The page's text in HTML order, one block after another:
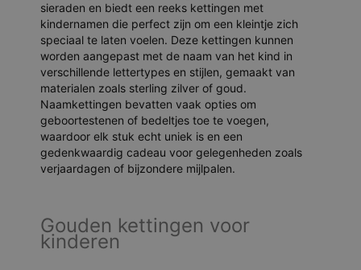
sieraden en biedt een reeks kettingen met
kindernamen die perfect zijn om een kleintje zich
speciaal te laten voelen. Deze kettingen kunnen
worden aangepast met de naam van het kind in
verschillende lettertypes en stijlen, gemaakt van
materialen zoals sterling zilver of goud.
Naamkettingen bevatten vaak opties om
geboortestenen of bedeltjes toe te voegen,
waardoor elk stuk echt uniek is en een
gedenkwaardig cadeau voor gelegenheden zoals
verjaardagen of bijzondere mijlpalen.
Gouden kettingen voor
kinderen